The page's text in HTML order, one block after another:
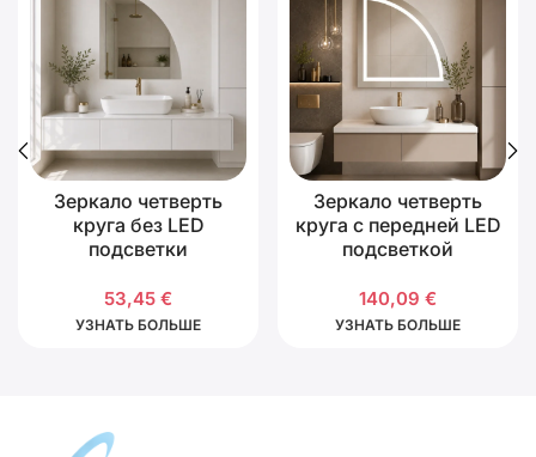
Зеркало четверть
круга без LED
подсветки
53,45 €
УЗНАТЬ БОЛЬШЕ
Зеркало четверть
круга с передней LED
подсветкой
140,09 €
УЗНАТЬ БОЛЬШЕ